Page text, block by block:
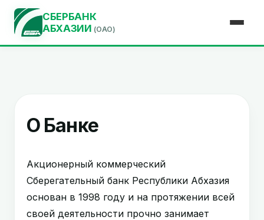
СБЕРБАНК
АБХАЗИИ (ОАО)
О Банке
Акционерный коммерческий
Сберегательный банк Республики Абхазия
основан в 1998 году и на протяжении всей
своей деятельности прочно занимает